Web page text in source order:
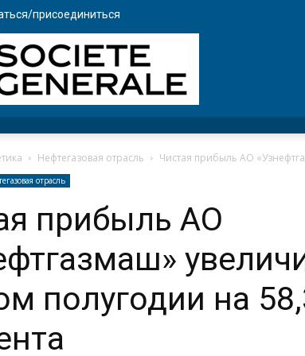
присоединиться
Нефтегазовая отрасль Чистая прибыль АО
отрасль
прибыль АО
полугодии на